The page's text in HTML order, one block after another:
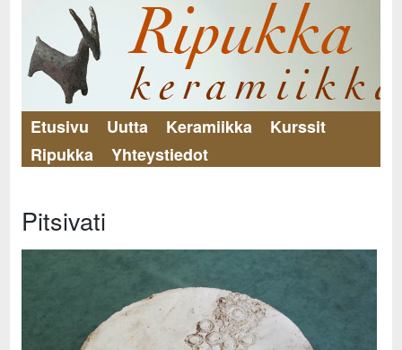
Etusivu Uutta Keramiikka
Kurssit
Ripukka
Yhteystiedot
Pitsivati